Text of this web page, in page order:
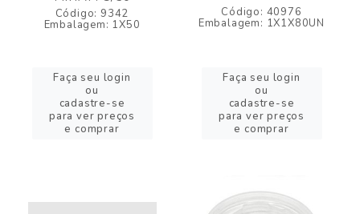
Código: 9342
Embalagem: 1X50
Faça seu login
ou
cadastre-se
para ver preços
e comprar
Código: 40976
Embalagem: 1X1X80UN
Faça seu login
ou
cadastre-se
para ver preços
e comprar